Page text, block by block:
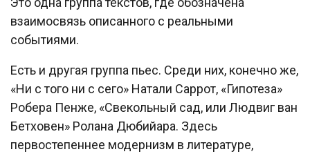
взаимосвязь описанного с реальными
событиями.
Есть и другая группа пьес. Среди них, конечно же,
«Ни с того ни с сего» Натали Саррот, «Гипотеза»
Робера Пенже, «Свекольный сад, или Людвиг ван
Бетховен» Ролана Дюбийара. Здесь
первостепеннее модернизм в литературе,